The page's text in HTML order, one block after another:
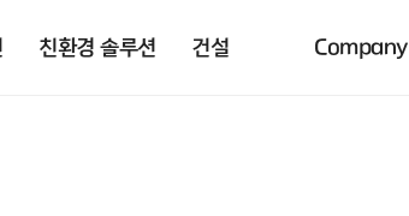
친환경 솔루션 건설 Company